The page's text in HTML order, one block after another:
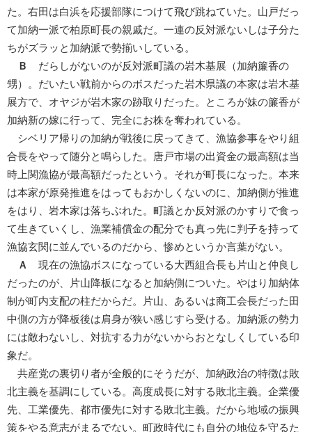
た。右田は白浜を応援部隊につけて飛び跳ねていた。山戸だっ
て加納一派で柏原町長の親戚だ。一連の反対派ないしは子分た
ちがズラッと加納派で勢揃いしている。
Ｂ
だらしがないのが反対派町議の岩木基展（加納簾香の
甥）。だいたい戦前からのボスだった岩木県議の本家は岩木基
展方で、オヤジが岩木家の跡取りだった。ところが妹の簾香が
加納新の嫁に行って、完全にお株を奪われている。
シベリア帰りの加納が戦後に戻ってきて、漁協参事をやり組
合長をやって随分と鳴らした。唐戸市場の出資金の最高額は当
時上関漁協が最高額だったという。それが町長になった。本来
は本家が原発推進をはってもおかしくないのに、加納側が推進
をはり、岩木家は落ちぶれた。町議とか反対派のかすりで食っ
て生きていくし、漁業補償金の配分でも真っ先に判子を持って
漁協玄関に並んでいるのだから、惨めというか言葉がない。
Ａ
現在の漁協ボスになっている大西組合長も片山と仲良し
だったのが、片山降板になると加納側についた。やはり加納体
制が町内支配の柱だからだ。片山、あるいは商工会長だった田
中側の方が降板後は肩身が狭い感じすら受ける。加納派の勢力
には敵わないし、対抗する力がないからおとなしくしている印
象だ。
共産党の裏切り者が全般的にそうだが、加納政治の特徴は敗
北主義を基調にしている。高度成長に対する敗北主義。企業優
先、工業優先、都市優先に対する敗北主義。だから地域の振興
策をやる意志がまるでない。町政時代にも自分の地位を守るた